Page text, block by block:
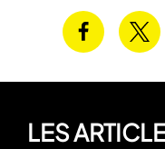
LES